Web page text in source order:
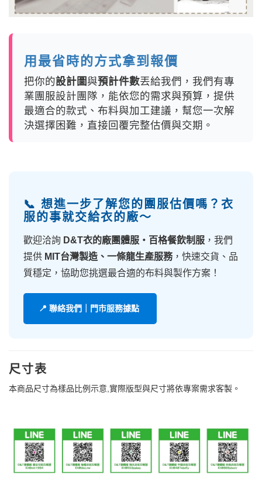
用最省時的方式拿到報價
把你的設計圖與預計件數丟給我們，我們有專
業團服設計團隊，能依您的需求與預算，提供
最適合的款式、布料與加工建議，幫您一次解
決選擇困難，直接回覆完整估價與交期。
📞 想進一步了解您的團服估價嗎？衣
服的事就交給衣的廠～
歡迎洽詢 D&T衣的廠團體服・百格餐飲制服 ，我們
提供 MIT台灣製造、一條龍生產服務，快速交貨、品
質穩定，協助您挑選最合適的布料與製作方案！
📍 聯絡我們｜門市服務據點
尺寸表
本商品尺寸為樣品比例示意,實際版型與尺寸將依專案需求客製。